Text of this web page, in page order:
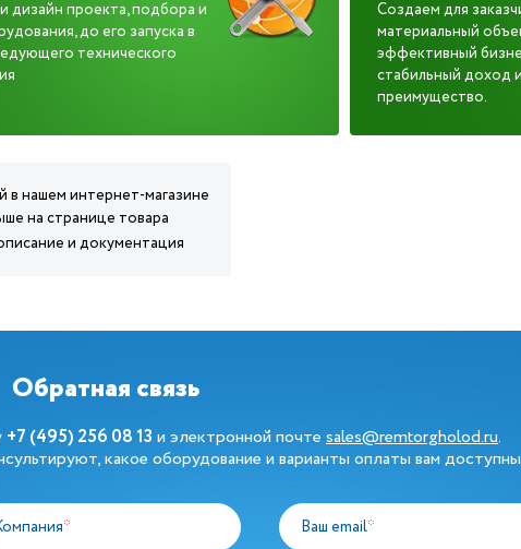
дизайн проекта, подбора и
до его запуска в
технического
Создаем для
материальный
эффективный
стабильный доход
преимущество.
в нашем интернет-магазине
на странице товара
и документация
Обратная связь
+7 (495) 256 08 13 и электронной почте sales@remtorgholod.ru.
какое оборудование и варианты оплаты вам
* Ваш email*